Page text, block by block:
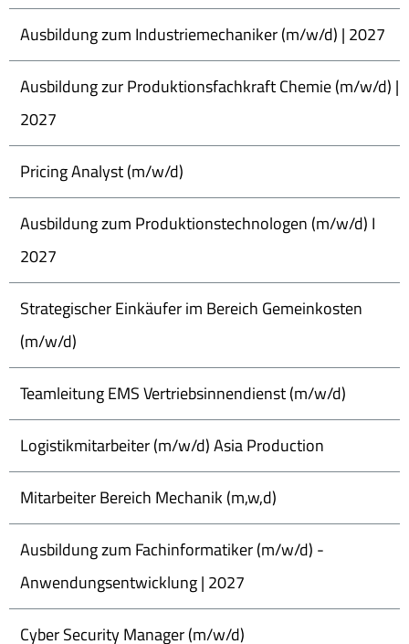
Ausbildung zum Industriemechaniker (m/w/d) | 2027
Ausbildung zur Produktionsfachkraft Chemie (m/w/d) |
2027
Pricing Analyst (m/w/d)
Ausbildung zum Produktionstechnologen (m/w/d) I
2027
Strategischer Einkäufer im Bereich Gemeinkosten
(m/w/d)
Teamleitung EMS Vertriebsinnendienst (m/w/d)
Logistikmitarbeiter (m/w/d) Asia Production
Mitarbeiter Bereich Mechanik (m,w,d)
Ausbildung zum Fachinformatiker (m/w/d) -
Anwendungsentwicklung | 2027
Cyber Security Manager (m/w/d)